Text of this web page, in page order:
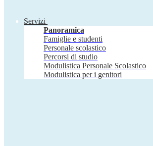
Servizi
Panoramica
Famiglie e studenti
Personale scolastico
Percorsi di studio
Modulistica Personale Scolastico
Modulistica per i genitori